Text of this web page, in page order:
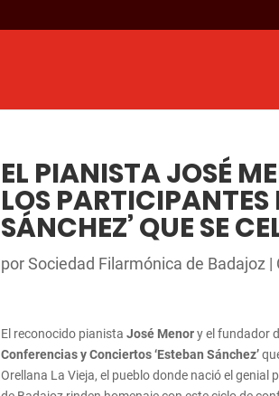
EL PIANISTA JOSÉ
LOS PARTICIPANTES
SÁNCHEZ’ QUE SE
porSociedad Filarmónica de Badajoz |
El reconocido pianistaJosé Menory el fundador
Conferencias y Conciertos ‘Esteban Sánchez’
Orellana La Vieja, el pueblo donde nació el